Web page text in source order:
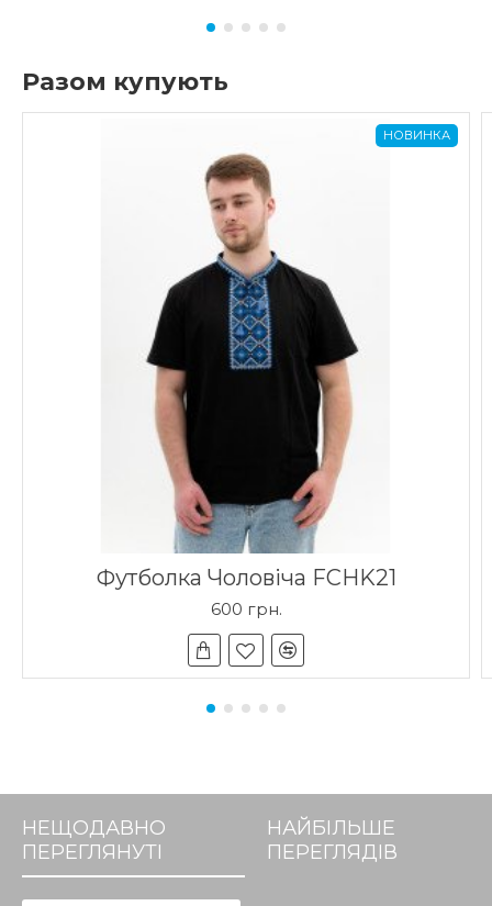
Разом купують
НОВИНКА
Футболка Чоловіча FCHK21
600 грн.
НЕЩОДАВНО
ПЕРЕГЛЯНУТІ
НАЙБІЛЬШЕ
ПЕРЕГЛЯДІВ